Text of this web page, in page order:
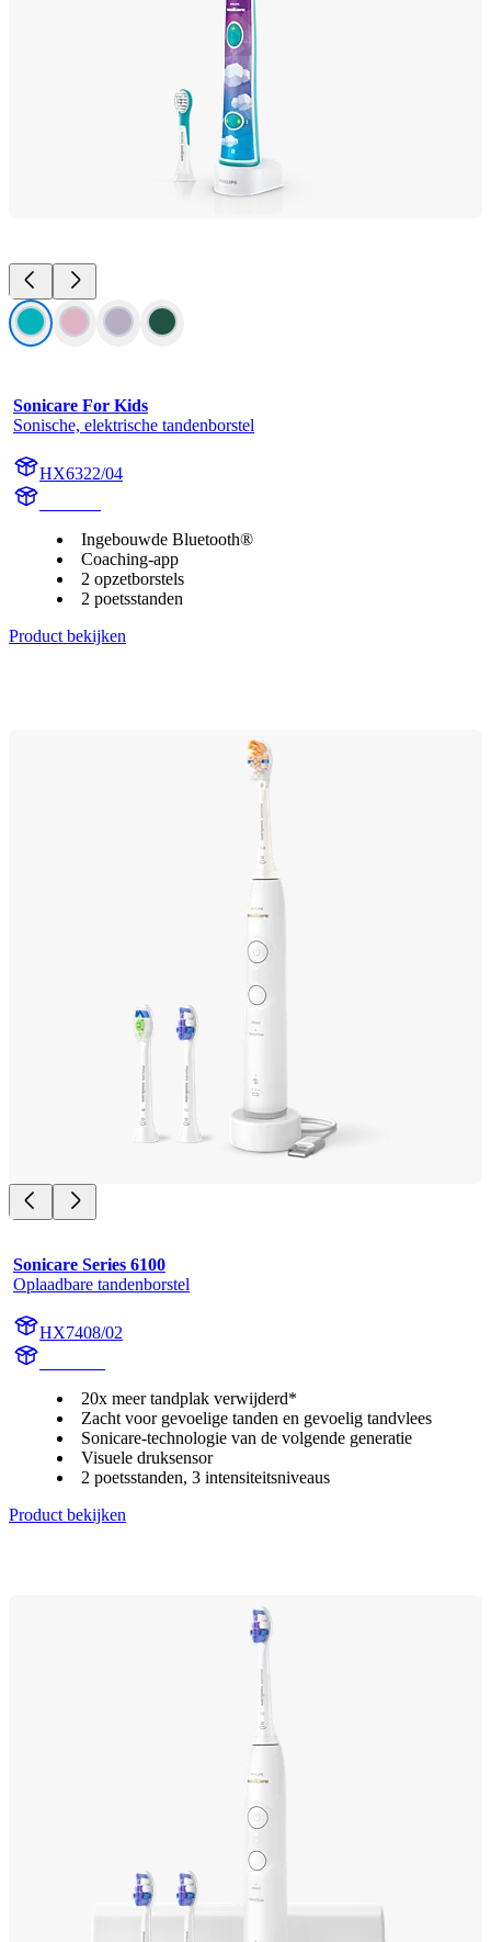
Sonicare For Kids
Sonische, elektrische tandenborstel
HX6322/04
Ingebouwde Bluetooth®
Coaching-app
2 opzetborstels
2 poetsstanden
Product bekijken
Sonicare Series 6100
Oplaadbare tandenborstel
HX7408/02
20x meer tandplak verwijderd*
Zacht voor gevoelige tanden en gevoelig tandvlees
Sonicare-technologie van de volgende generatie
Visuele druksensor
2 poetsstanden, 3 intensiteitsniveaus
Product bekijken